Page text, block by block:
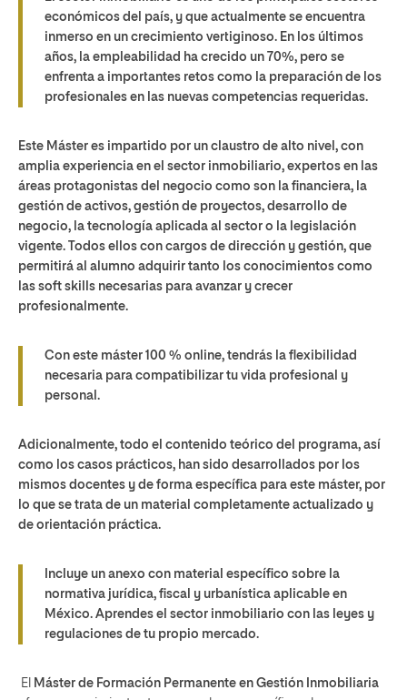
económicos del país, y que actualmente se encuentra
inmerso en un crecimiento vertiginoso. En los últimos
años, la empleabilidad ha crecido un 70%, pero se
enfrenta a importantes retos como la preparación de los
profesionales en las nuevas competencias requeridas.
Este Máster es impartido por un claustro de alto nivel, con
amplia experiencia en el sector inmobiliario, expertos en las
áreas protagonistas del negocio como son la financiera, la
gestión de activos, gestión de proyectos, desarrollo de
negocio, la tecnología aplicada al sector o la legislación
vigente. Todos ellos con cargos de dirección y gestión, que
permitirá al alumno adquirir tanto los conocimientos como
las soft skills necesarias para avanzar y crecer
profesionalmente.
Con este máster 100 % online, tendrás la flexibilidad
necesaria para compatibilizar tu vida profesional y
personal.
Adicionalmente, todo el contenido teórico del programa, así
como los casos prácticos, han sido desarrollados por los
mismos docentes y de forma específica para este máster, por
lo que se trata de un material completamente actualizado y
de orientación práctica.
Incluye un anexo con material específico sobre la
normativa jurídica, fiscal y urbanística aplicable en
México. Aprendes el sector inmobiliario con las leyes y
regulaciones de tu propio mercado.
El Máster de Formación Permanente en Gestión Inmobiliaria